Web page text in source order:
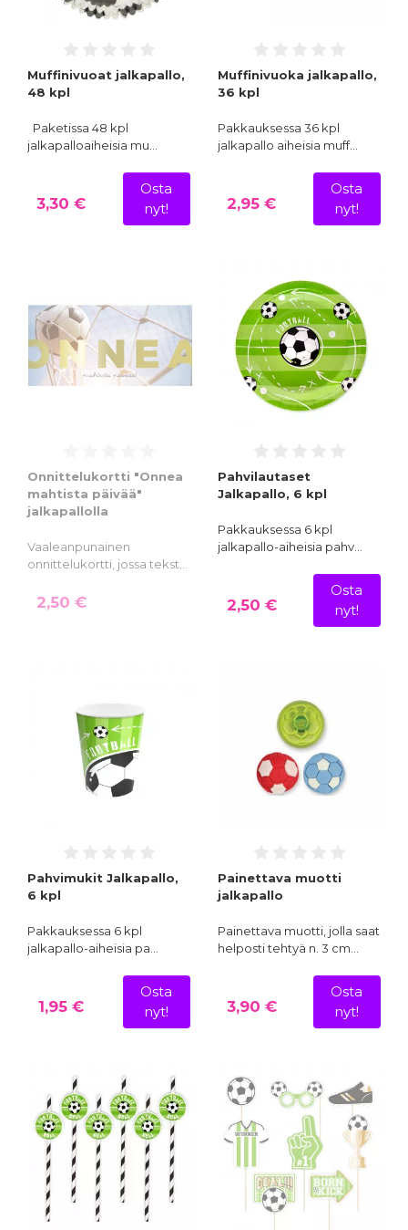
Muffinivuoat jalkapallo,
48 kpl
Paketissa 48 kpl
jalkapalloaiheisia mu…
3,30 €
Osta
nyt!
Muffinivuoka jalkapallo,
36 kpl
Pakkauksessa 36 kpl
jalkapallo aiheisia muff…
2,95 €
Osta
nyt!
Onnittelukortti "Onnea
mahtista päivää"
jalkapallolla
Vaaleanpunainen
onnittelukortti, jossa tekst…
2,50 €
Pahvilautaset
Jalkapallo, 6 kpl
Pakkauksessa 6 kpl
jalkapallo-aiheisia pahv…
2,50 €
Osta
nyt!
Pahvimukit Jalkapallo,
6 kpl
Pakkauksessa 6 kpl
jalkapallo-aiheisia pa…
1,95 €
Osta
nyt!
Painettava muotti
jalkapallo
Painettava muotti, jolla saat
helposti tehtyä n. 3 cm…
3,90 €
Osta
nyt!